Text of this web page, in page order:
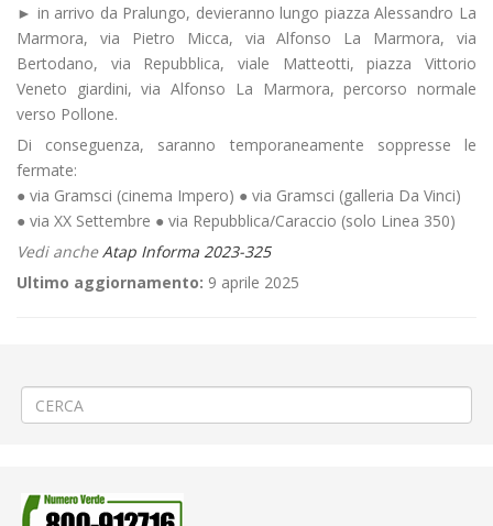
► in arrivo da Pralungo, devieranno lungo piazza Alessandro La
Marmora, via Pietro Micca, via Alfonso La Marmora, via
Bertodano, via Repubblica, viale Matteotti, piazza Vittorio
Veneto giardini, via Alfonso La Marmora, percorso normale
verso Pollone.
Di conseguenza, saranno temporaneamente soppresse le
fermate:
● via Gramsci (cinema Impero) ● via Gramsci (galleria Da Vinci)
● via XX Settembre ● via Repubblica/Caraccio (solo Linea 350)
Vedi ancheAtap Informa 2023-325
Ultimo aggiornamento: 9 aprile 2025